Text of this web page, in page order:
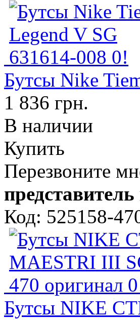
Бутсы Nike
1 836 грн.
В наличии
Купить
Перезвоните
Код: 525158-
Бутсы NIKE